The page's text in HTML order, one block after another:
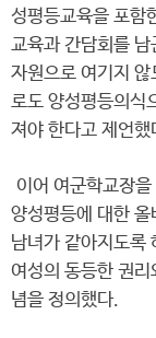
성평등교육을 포함
교육과 간담회를
자원으로 여기지
로도 양성평등의식
져야 한다고 제언했
이어 여군학교장
양성평등에 대한 올
남녀가 같아지도록
여성의 동등한 권
념을 정의했다.